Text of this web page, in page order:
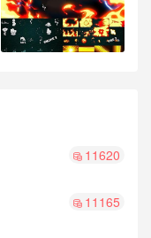
11620
11165